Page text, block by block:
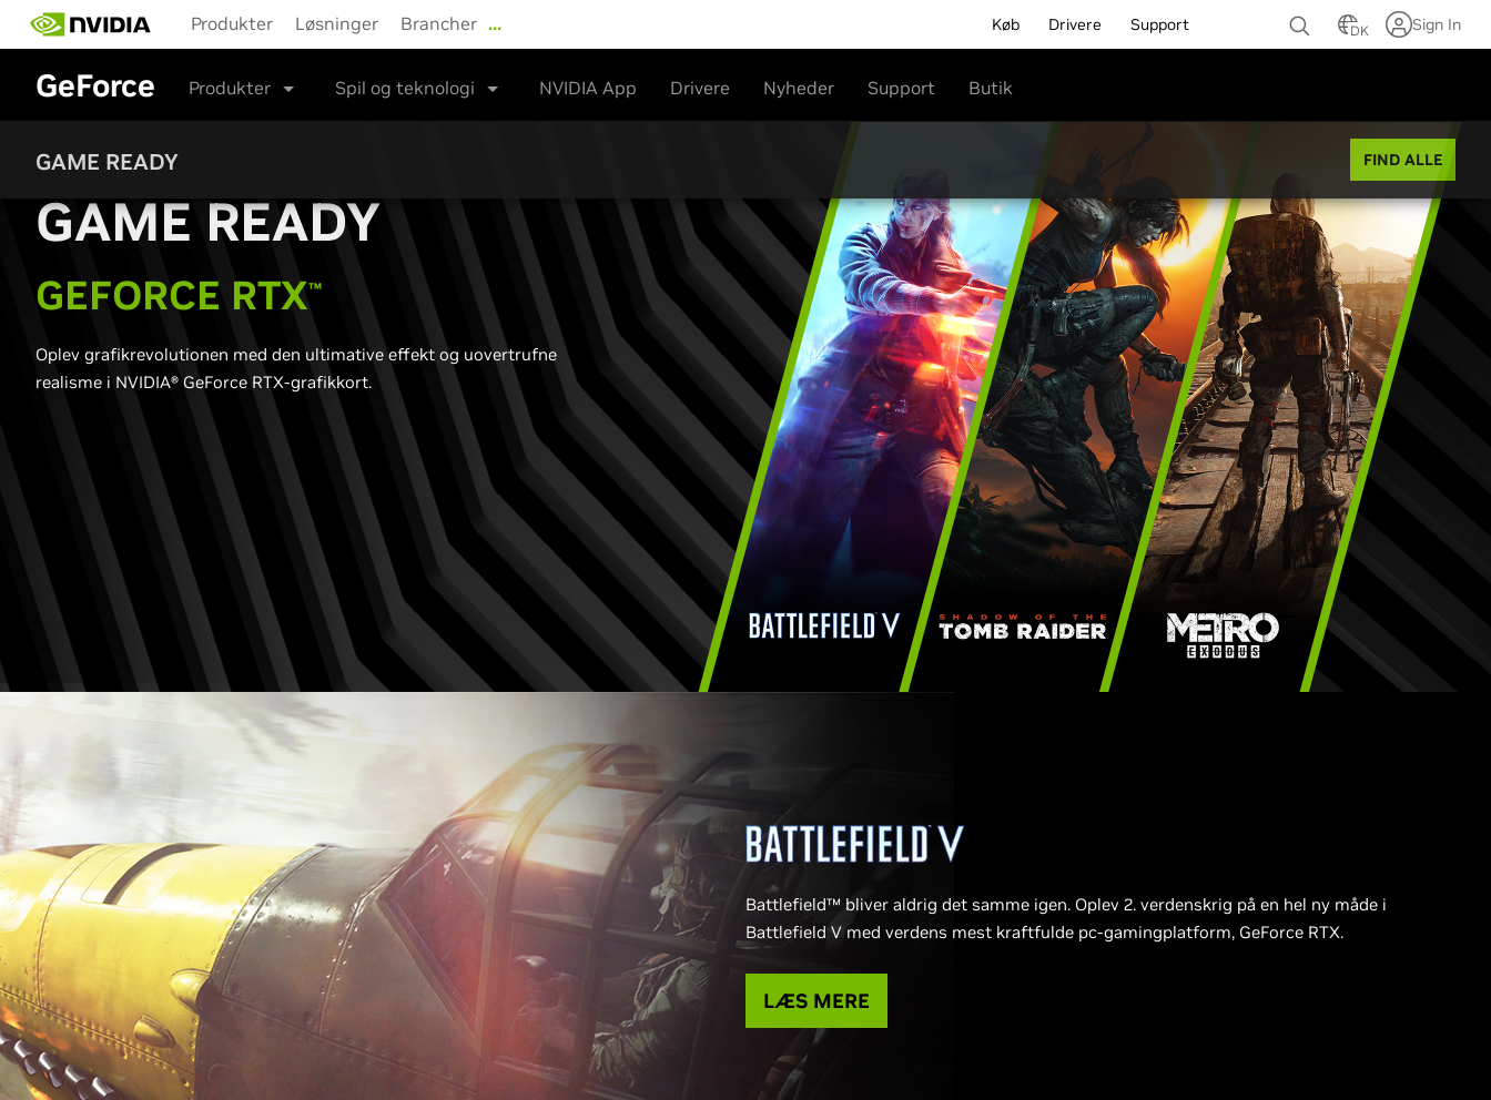
main
content
Produkter Løsninger Brancher … Køb Drivere Support DK Sign In
GeForce Produkter Spil og teknologi NVIDIA App Drivere Nyheder Support Butik
GAME READY FIND ALLE
GAME READY
GEFORCE RTX™
Oplev grafikrevolutionen med den ultimative effekt og uovertrufne
realisme i NVIDIA® GeForce RTX-grafikkort.
Battlefield™ bliver aldrig det samme igen. Oplev 2. verdenskrig på en hel ny måde i
Battlefield V med verdens mest kraftfulde pc-gamingplatform, GeForce RTX.
LÆS MERE